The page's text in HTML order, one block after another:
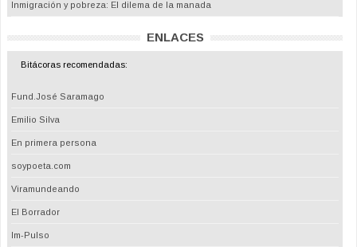
Inmigración y pobreza: El dilema de la manada
ENLACES
Bitácoras recomendadas:
Fund.José Saramago
Emilio Silva
En primera persona
soypoeta.com
Viramundeando
El Borrador
Im-Pulso